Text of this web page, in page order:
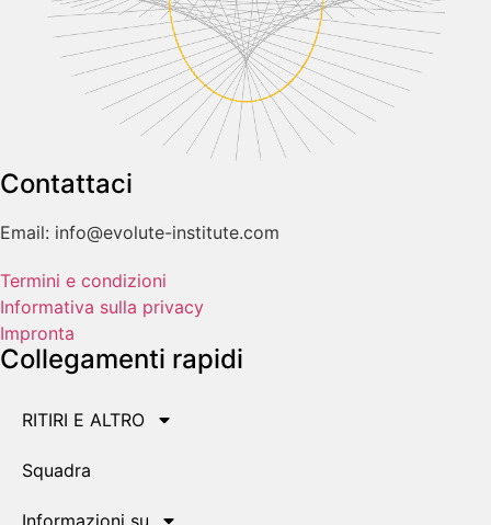
Contattaci
Email: info@evolute-institute.com
Termini e condizioni
Informativa sulla privacy
Impronta
Collegamenti rapidi
RITIRI E ALTRO
Squadra